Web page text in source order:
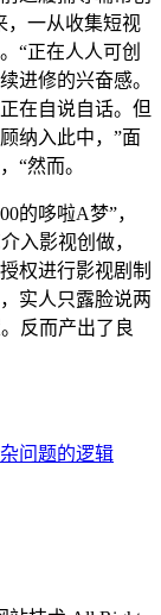
一从收集短视
“正在人人可创
进修的兴奋感。
在自说自话。但
纳入此中，”面
“然而。
哆啦A梦”，
入影视创做，
权进行影视剧制
实人只露脸说两
反而产出了良
问题的逻辑